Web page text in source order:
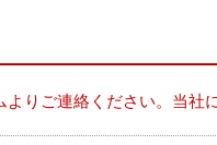
りご連絡ください。当社